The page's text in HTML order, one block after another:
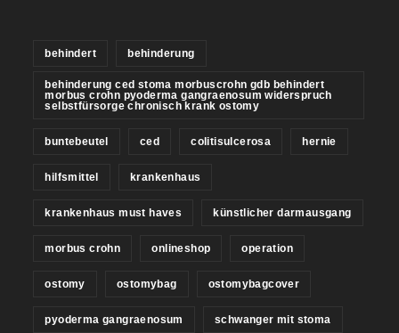
behindert behinderung
behinderung ced stoma morbuscrohn gdb behindert
morbus crohn pyoderma gangraenosum widerspruch
selbstfürsorge chronisch krank ostomy
buntebeutel ced colitisulcerosa hernie
hilfsmittel krankenhaus
krankenhaus must haves künstlicher darmausgang
morbus crohn onlineshop operation
ostomy ostomybag ostomybagcover
pyoderma gangraenosum schwanger mit stoma